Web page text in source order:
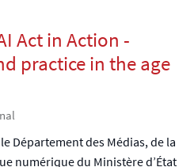
Act in Action -
practice in the age
Département des Médias, de la
numérique du Ministère d’État